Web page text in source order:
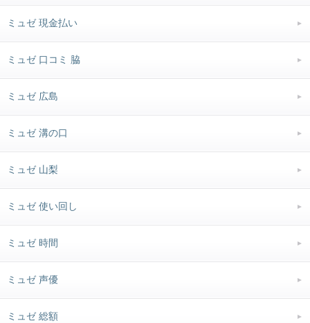
ミュゼ 現金払い
ミュゼ 口コミ 脇
ミュゼ 広島
ミュゼ 溝の口
ミュゼ 山梨
ミュゼ 使い回し
ミュゼ 時間
ミュゼ 声優
ミュゼ 総額